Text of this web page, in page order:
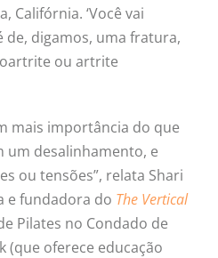
Califórnia. ‘Você vai
de, digamos, uma fratura,
ou artrite
mais importância do que
um desalinhamento, e
ou tensões”, relata Shari
e fundadora do The Vertical
Pilates no Condado de
(que oferece educação